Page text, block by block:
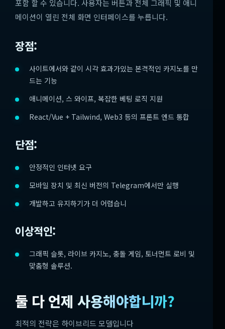
포함 할 수 있습니다. 사용자는 버튼과 전체 그래픽 및 애니
메이션이 열린 전체 화면 인터페이스를 누릅니다.
장점:
사이트에서와 같이 시각 효과가있는 본격적인 카지노를 만
드는 기능
애니메이션, 스 와이프, 복잡한 베팅 로직 지원
React/Vue + Tailwind, Web3 등의 프론트 엔드 통합
단점:
안정적인 인터넷 요구
모바일 장치 및 최신 버전의 Telegram에서만 실행
개발하고 유지하기가 더 어렵습니
이상적인:
그래픽 슬롯, 라이브 카지노, 충돌 게임, 토너먼트 로비 및
맞춤형 솔루션.
둘 다 언제 사용해야합니까?
최적의 전략은 하이브리드 모델입니다